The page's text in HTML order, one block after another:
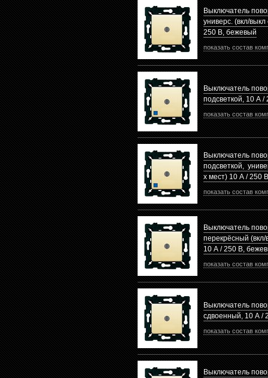
Выключатель
универс. (вкл/
250 В, бежевый
показать состав
Выключатель
подсветкой, 10 А
показать состав
Выключатель
подсветкой,
х мест) 10 А / 250
показать состав
Выключатель
перекрёсный (вкл/
10 А / 250 В,
показать состав
Выключатель
сдвоенный, 10 А /
показать состав
Выключатель